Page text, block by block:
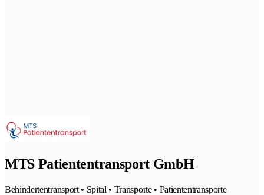
MTS Patiententransport GmbH
Behindertentransport • Spital • Transporte • Patiententransporte